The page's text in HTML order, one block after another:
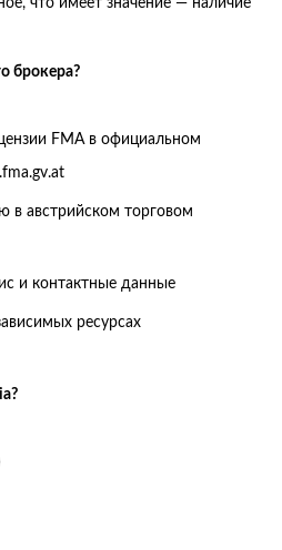
что имеет значение — наличие
брокера?
FMA в официальном
в австрийском торговом
и контактные данные
ресурсах